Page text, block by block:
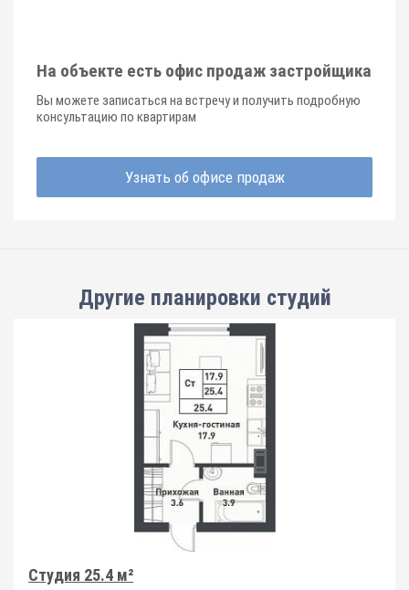
На объекте есть офис продаж застройщика
Вы можете записаться на встречу и получить подробную
консультацию по квартирам
Узнать об офисе продаж
Другие планировки студий
Студия 25.4 м²